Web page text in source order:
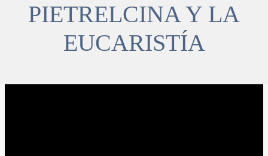
PIETRELCINA Y LA
EUCARISTÍA